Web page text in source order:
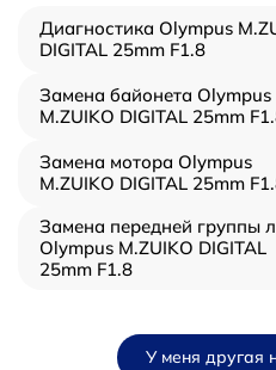
Диагностика Olympus
DIGITAL 25mm F1.8
Замена байонета Olympus
M.ZUIKO DIGITAL 25mm
Замена мотора Olympus
M.ZUIKO DIGITAL 25mm
Замена передней группы
Olympus M.ZUIKO DIGITAL
25mm F1.8
У меня другая